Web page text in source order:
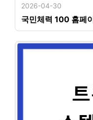
2026-04-30
국민체력 100 홈페